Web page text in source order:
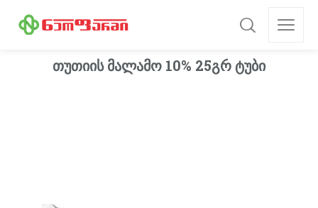
თუთიის მალამო 10% 25გრ ტუბი